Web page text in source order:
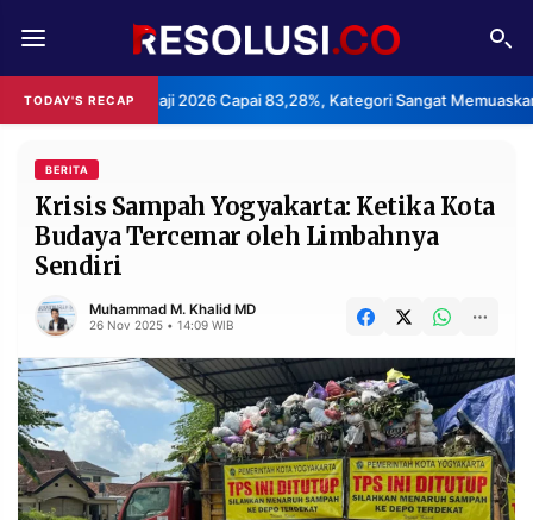
TODAY'S RECAP
Haji 2026 Capai 83,28%, Kategori Sangat Memuaskan. •
REDAKSI TENTANG
RESOLUSI IKLAN
RUBRIKASI
EDITORIAL
FINANSIA PERSONA
DAERAH NASIONAL
MANCA SPORT
INFORMASI
BERITA
Krisis Sampah Yogyakarta: Ketika Kota
Budaya Tercemar oleh Limbahnya
Sendiri
Muhammad M. Khalid MD
26 Nov 2025 • 14:09 WIB